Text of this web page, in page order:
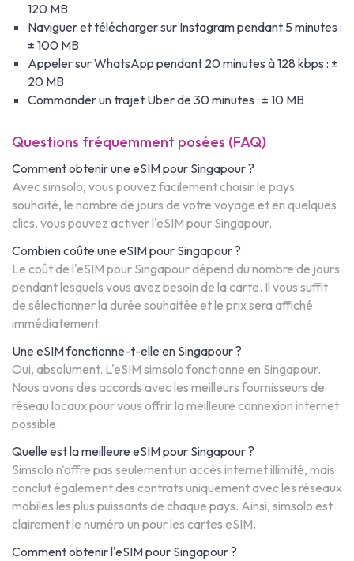
120 MB
Naviguer et télécharger sur Instagram pendant 5 minutes :
± 100 MB
Appeler sur WhatsApp pendant 20 minutes à 128 kbps : ±
20 MB
Commander un trajet Uber de 30 minutes : ± 10 MB
Questions fréquemment posées (FAQ)
Comment obtenir une eSIM pour Singapour ?
Avec simsolo, vous pouvez facilement choisir le pays
souhaité, le nombre de jours de votre voyage et en quelques
clics, vous pouvez activer l'eSIM pour Singapour.
Combien coûte une eSIM pour Singapour ?
Le coût de l'eSIM pour Singapour dépend du nombre de jours
pendant lesquels vous avez besoin de la carte. Il vous suffit
de sélectionner la durée souhaitée et le prix sera affiché
immédiatement.
Une eSIM fonctionne-t-elle en Singapour ?
Oui, absolument. L'eSIM simsolo fonctionne en Singapour.
Nous avons des accords avec les meilleurs fournisseurs de
réseau locaux pour vous offrir la meilleure connexion internet
possible.
Quelle est la meilleure eSIM pour Singapour ?
Simsolo n'offre pas seulement un accès internet illimité, mais
conclut également des contrats uniquement avec les réseaux
mobiles les plus puissants de chaque pays. Ainsi, simsolo est
clairement le numéro un pour les cartes eSIM.
Comment obtenir l'eSIM pour Singapour ?